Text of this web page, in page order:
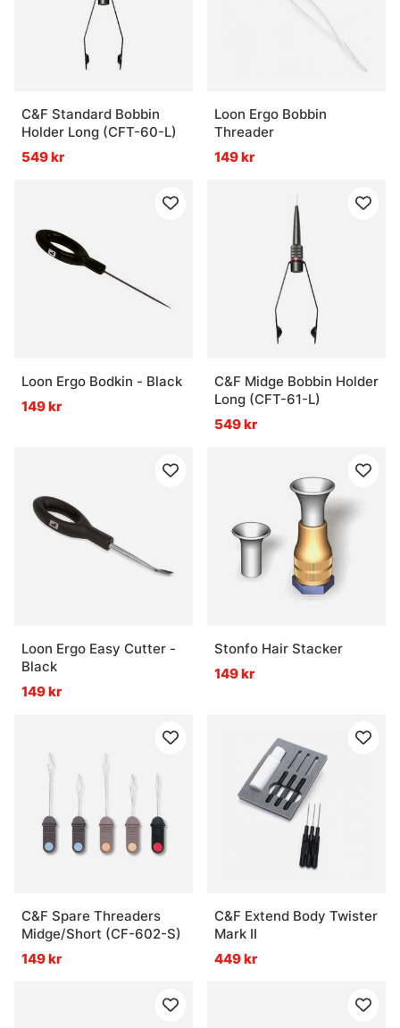
C&F Standard Bobbin
Holder Long (CFT-60-L)
549 kr
Loon Ergo Bobbin
Threader
149 kr
Loon Ergo Bodkin - Black
149 kr
C&F Midge Bobbin Holder
Long (CFT-61-L)
549 kr
Loon Ergo Easy Cutter -
Black
149 kr
Stonfo Hair Stacker
149 kr
C&F Spare Threaders
Midge/Short (CF-602-S)
149 kr
C&F Extend Body Twister
Mark II
449 kr